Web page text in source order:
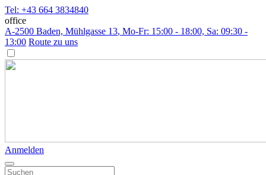
Tel: +43 664 3834840
office
A-2500 Baden, Mühlgasse 13, Mo-Fr: 15:00 - 18:00, Sa: 09:30 -
13:00 Route zu uns
Anmelden